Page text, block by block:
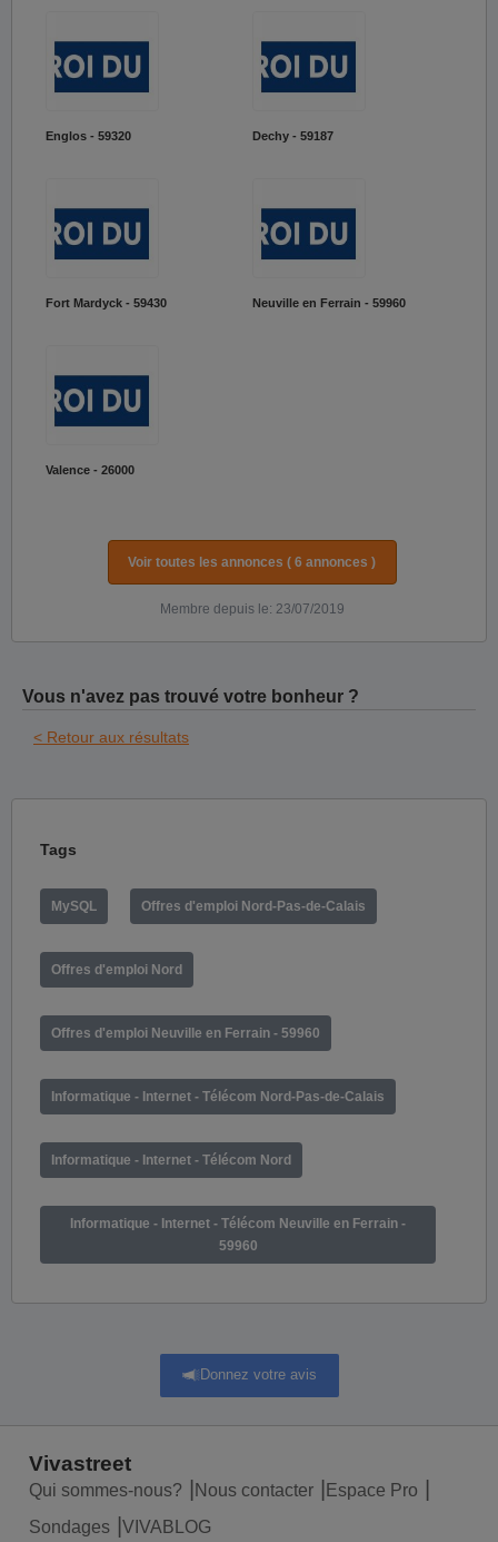
Englos - 59320 Dechy - 59187
Fort Mardyck - 59430 Neuville en Ferrain - 59960
Valence - 26000
Voir toutes les annonces ( 6 annonces )
Membre depuis le: 23/07/2019
Vous n'avez pas trouvé votre bonheur ?
< Retour aux résultats
Tags
MySQL Offres d'emploi Nord-Pas-de-Calais
Offres d'emploi Nord
Offres d'emploi Neuville en Ferrain - 59960
Informatique - Internet - Télécom Nord-Pas-de-Calais
Informatique - Internet - Télécom Nord
Informatique - Internet - Télécom Neuville en Ferrain -
59960
Donnez votre avis
Vivastreet
Qui sommes-nous? Nous contacter
Espace Pro
Sondages
VIVABLOG